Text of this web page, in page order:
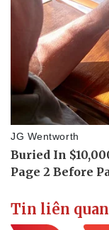
Tin liên quan